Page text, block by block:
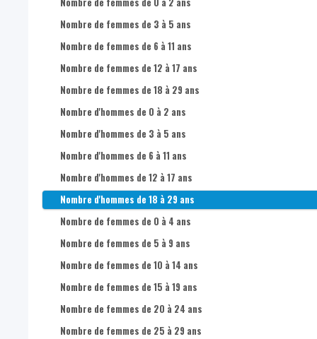
Nombre de femmes dans la population totale
Part d'hommes dans la population totale
Part de femmes dans la population totale
Nombre d'hommes de 0-17 ans dans la population totale
Nombre d'hommes de 18-24 ans dans la population totale
Nombre d'hommes de 25-49 ans dans la population totale
Nombre d'hommes de 50-64 ans dans la population totale
Nombre d'hommes de 65 ans + dans la population totale
Nombre de femmes de 0-17 ans dans la population totale
Nombre de femmes de 18-24 ans dans la population totale
Nombre de femmes de 25-49 ans dans la population totale
Nombre de femmes de 50-64 ans dans la population totale
Nombre de femmes de 65 ans + dans la population totale
Nombre de femmes de 3 à 5 ans
Nombre de femmes de 6 à 11 ans
Nombre de femmes de 12 à 17 ans
Nombre de femmes de 18 à 29 ans
Nombre d'hommes de 0 à 2 ans
Nombre d'hommes de 3 à 5 ans
Nombre d'hommes de 6 à 11 ans
Nombre d'hommes de 12 à 17 ans
Nombre d'hommes de 18 à 29 ans
Nombre de femmes de 0 à 4 ans
Nombre de femmes de 5 à 9 ans
Nombre de femmes de 10 à 14 ans
Nombre de femmes de 15 à 19 ans
Nombre de femmes de 20 à 24 ans
Nombre de femmes de 25 à 29 ans